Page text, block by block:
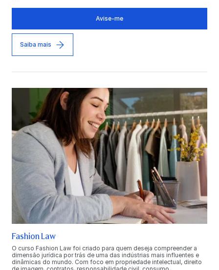
Avise-me
Saiba mais
Fashion Law
O curso Fashion Law foi criado para quem deseja compreender a
dimensão jurídica por trás de uma das indústrias mais influentes e
dinâmicas do mundo. Com foco em propriedade intelectual, direito